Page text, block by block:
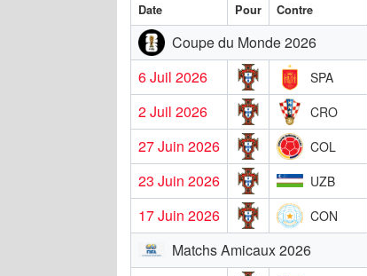
Date Pour Contre
Coupe du Monde 2026
6 Juil 2026
SPA
2 Juil 2026
CRO
27 Juin 2026
COL
23 Juin 2026
UZB
17 Juin 2026
CON
Matchs Amicaux 2026